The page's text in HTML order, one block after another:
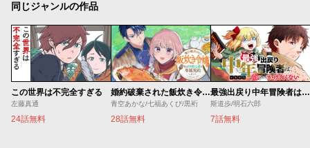
同じジャンルの作品
この世界は不完全すぎる
左藤真通
24話無料
婚約破棄された飯炊き令嬢の私は冷酷公爵と専属契約しました～ですが胃袋を掴んだ結果、冷たかった公爵様がどんどん優しくなっています～
青空あかな/七福あくび/黒裄
28話無料
最強出戻り中年冒険者は、今さら命なんてかけたくない
斯道歩/明石六郎
7話無料